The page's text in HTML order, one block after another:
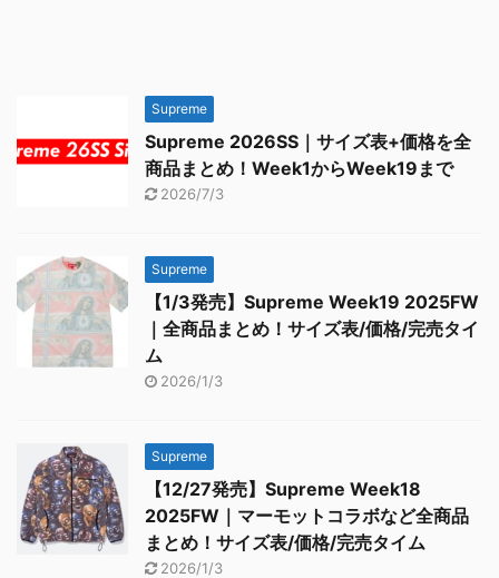
Supreme
Supreme 2026SS｜サイズ表+価格を全
商品まとめ！Week1からWeek19まで
2026/7/3
Supreme
【1/3発売】Supreme Week19 2025FW
｜全商品まとめ！サイズ表/価格/完売タイ
ム
2026/1/3
Supreme
【12/27発売】Supreme Week18
2025FW｜マーモットコラボなど全商品
まとめ！サイズ表/価格/完売タイム
2026/1/3